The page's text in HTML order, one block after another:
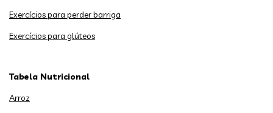
Exercícios para perder barriga
Exercícios para glúteos
Tabela Nutricional
Arroz